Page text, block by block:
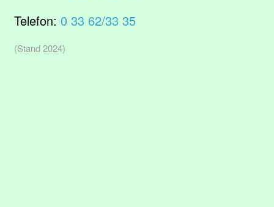
Telefon: 0 33 62/33 35
(Stand 2024)